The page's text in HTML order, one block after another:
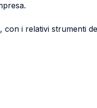
i relativi strumenti